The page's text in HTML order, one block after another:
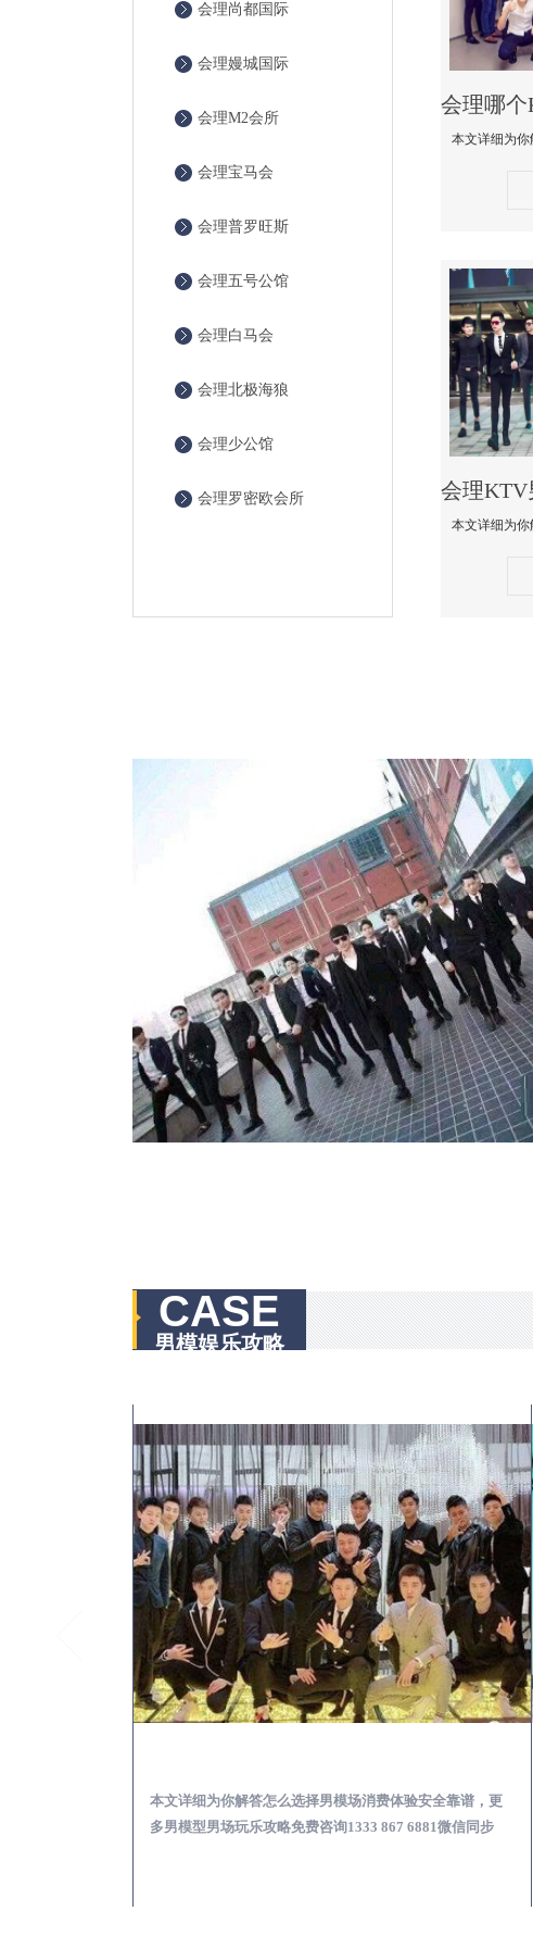
会理尚都国际
会理嫚城国际
会理M2会所
会理宝马会
会理普罗旺斯
会理五号公馆
会理白马会
会理北极海狼
会理少公馆
会理罗密欧会所
CASE
男模娱乐攻略
本文详细为你解答怎么选择男模场消费体验安全靠谱，更
多男模型男场玩乐攻略免费咨询1333 867 6881微信同步